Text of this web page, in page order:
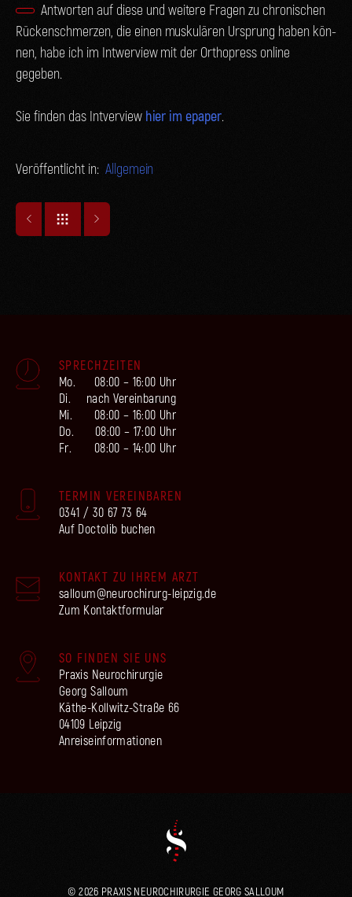
Ant­wor­ten auf die­se und wei­te­re Fra­gen zu chro­ni­schen
Rücken­schmer­zen, die einen mus­ku­lä­ren Ursprung haben kön­
nen, habe ich im Int­wer­view mit der Orthop­ress online
gegeben.
Sie fin­den das Int­ver­view hier im epa­per.
Veröffentlicht in: Allgemein
SPRECHZEITEN
Mo.
08:00 – 16:00 Uhr
Di.
nach Vereinbarung
Mi.
08:00 – 16:00 Uhr
Do.
08:00 – 17:00 Uhr
Fr.
08:00 – 14:00 Uhr
TERMIN VEREINBAREN
0341 / 30 67 73 64
Auf Doctolib buchen
KONTAKT ZU IHREM ARZT
salloum@neurochirurg-leipzig.de
Zum Kontaktformular
SO FINDEN SIE UNS
Pra­xis Neurochirurgie
Georg Salloum
Käthe-Koll­witz-Stra­ße 66
04109 Leipzig
Anrei­se­infor­ma­tio­nen
© 2026 PRAXIS NEUROCHIRURGIE GEORG SALLOUM